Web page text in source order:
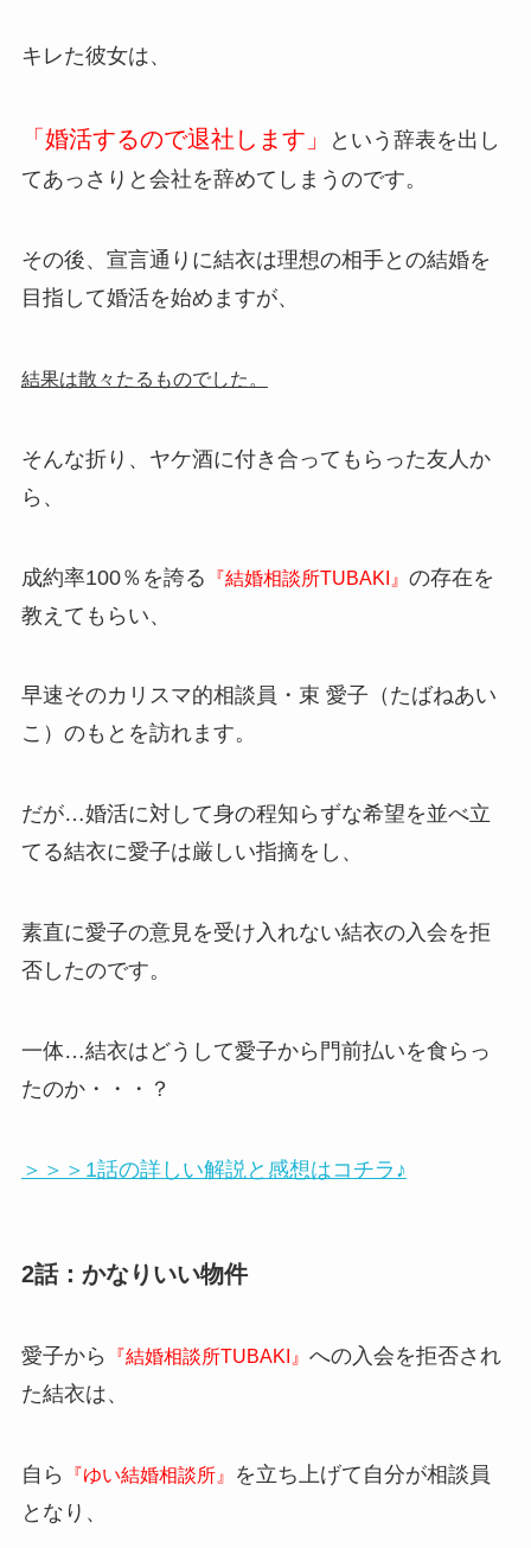
キレた彼女は、
「婚活するので退社します」
という辞表を出し
てあっさりと会社を辞めてしまうのです。
その後、宣言通りに結衣は理想の相手との結婚を
目指して婚活を始めますが、
結果は散々たるものでした。
そんな折り、ヤケ酒に付き合ってもらった友人か
ら、
成約率100％を誇る 『結婚相談所TUBAKI』 の存在を
教えてもらい、
早速そのカリスマ的相談員・束 愛子（たばねあい
こ）のもとを訪れます。
だが…婚活に対して身の程知らずな希望を並べ立
てる結衣に愛子は厳しい指摘をし、
素直に愛子の意見を受け入れない結衣の入会を拒
否したのです。
一体…結衣はどうして愛子から門前払いを食らっ
たのか・・・？
＞＞＞1話の詳しい解説と感想はコチラ♪
2話：かなりいい物件
愛子から 『結婚相談所TUBAKI』 への入会を拒否され
た結衣は、
自ら 『ゆい結婚相談所』
を立ち上げて自分が相談員
となり、